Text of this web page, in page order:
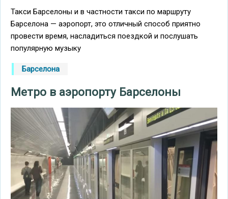
Такси Барселоны и в частности такси по маршруту
Барселона — аэропорт, это отличный способ приятно
провести время, насладиться поездкой и послушать
популярную музыку
Барселона
Метро в аэропорту Барселоны